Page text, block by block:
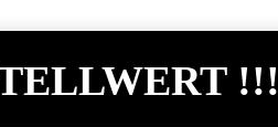
!!!